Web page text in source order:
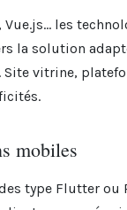
Vue.js… les
la solution
Site vitrine,
mobiles
type Flutter ou